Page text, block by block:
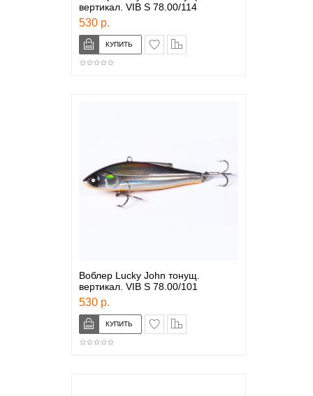
вертикал. VIB S 78.00/114
530 р.
в закладки
Воблер Lucky John тонущ.
вертикал. VIB S 78.00/101
530 р.
в закладки